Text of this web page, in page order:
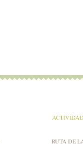
RUTA DE